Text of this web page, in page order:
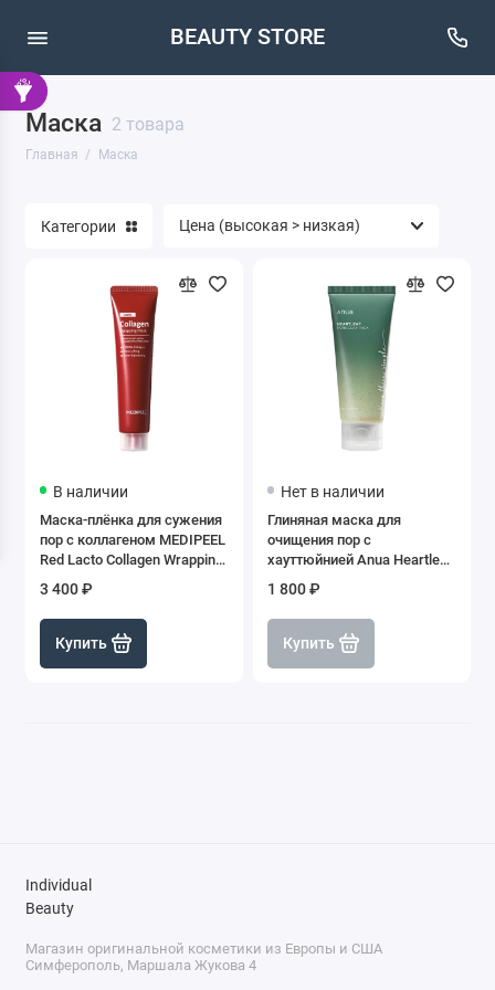
BEAUTY STORE
Маска 2 товара
Главная Маска
Категории
В наличии
Маска-плёнка для сужения
пор с коллагеном MEDIPEEL
Red Lacto Collagen Wrapping
3 400 ₽
Купить
Нет в наличии
Глиняная маска для
очищения пор с
хауттюйнией Anua Heartleaf
1 800 ₽
Купить
Individual
Beauty
Магазин оригинальной косметики из Европы и США
Симферополь, Маршала Жукова 4